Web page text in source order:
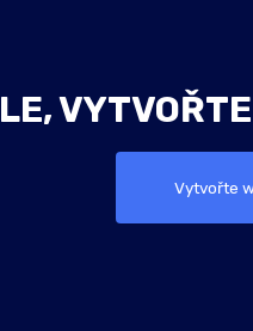
Vytvořte